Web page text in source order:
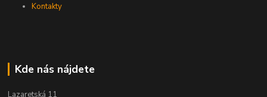
Kontakty
Kde nás nájdete
Lazaretská 11